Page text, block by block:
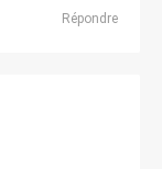
Répondre